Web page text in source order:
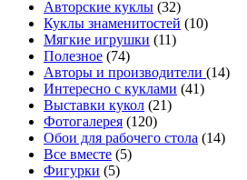
Авторские куклы (32)
Куклы знаменитостей (10)
Мягкие игрушки (11)
Полезное (74)
Авторы и производители (14)
Интересно с куклами (41)
Выставки кукол (21)
Фотогалерея (120)
Обои для рабочего стола (14)
Все вместе (5)
Фигурки (5)